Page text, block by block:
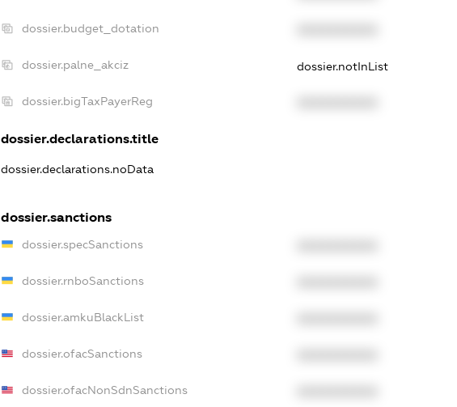
dossier.budget_dotation
dossier.palne_akciz dossier.notInList
dossier.bigTaxPayerReg
dossier.declarations.title
dossier.declarations.noData
dossier.sanctions
dossier.specSanctions
dossier.rnboSanctions
dossier.amkuBlackList
dossier.ofacSanctions
dossier.ofacNonSdnSanctions